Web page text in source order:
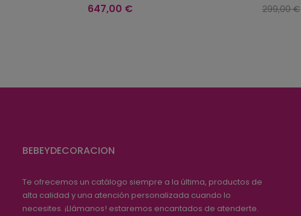
Precio
647,00 €
Precio
299,00 €
BEBEYDECORACION
Te ofrecemos un catálogo siempre a la última, productos de
alta calidad y una atención personalizada cuando lo
necesites. ¡Llámanos! estaremos encantados de atenderte.